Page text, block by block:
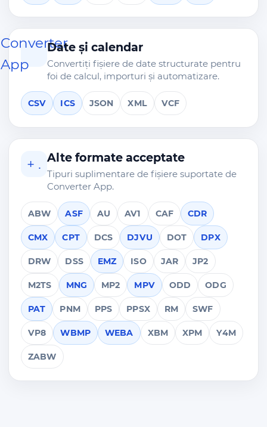
Converter
App
Date și calendar
Convertiți fișiere de date structurate pentru
foi de calcul, importuri și automatizare.
CSV ICS JSON XML VCF
+ . Alte formate acceptate
Tipuri suplimentare de fișiere suportate de
Converter App.
ABW ASF AU AV1 CAF CDR
CMX CPT DCS DJVU DOT DPX
DRW DSS EMZ ISO JAR JP2
M2TS MNG MP2 MPV ODD ODG
PAT PNM PPS PPSX RM SWF
VP8 WBMP WEBA XBM XPM Y4M
ZABW